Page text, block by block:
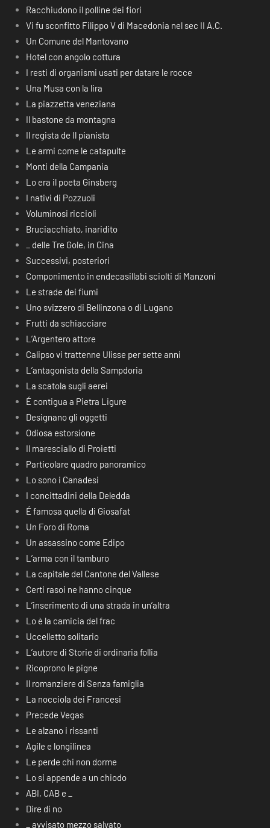
Racchiudono il polline dei fiori
Vi fu sconfitto Filippo V di Macedonia nel sec II A.C.
Un Comune del Mantovano
Hotel con angolo cottura
I resti di organismi usati per datare le rocce
Una Musa con la lira
La piazzetta veneziana
Il bastone da montagna
Il regista de Il pianista
Le armi come le catapulte
Monti della Campania
Lo era il poeta Ginsberg
I nativi di Pozzuoli
Voluminosi riccioli
Bruciacchiato, inaridito
_ delle Tre Gole, in Cina
Successivi, posteriori
Componimento in endecasillabi sciolti di Manzoni
Le strade dei fiumi
Uno svizzero di Bellinzona o di Lugano
Frutti da schiacciare
L’Argentero attore
Calipso vi trattenne Ulisse per sette anni
L’antagonista della Sampdoria
La scatola sugli aerei
É contigua a Pietra Ligure
Designano gli oggetti
Odiosa estorsione
Il maresciallo di Proietti
Particolare quadro panoramico
Lo sono i Canadesi
I concittadini della Deledda
É famosa quella di Giosafat
Un Foro di Roma
Un assassino come Edipo
L’arma con il tamburo
La capitale del Cantone del Vallese
Certi rasoi ne hanno cinque
L’inserimento di una strada in un’altra
Lo è la camicia del frac
Uccelletto solitario
L’autore di Storie di ordinaria follia
Ricoprono le pigne
Il romanziere di Senza famiglia
La nocciola dei Francesi
Precede Vegas
Le alzano i rissanti
Agile e longilinea
Le perde chi non dorme
Lo si appende a un chiodo
ABI, CAB e _
Dire di no
_ avvisato mezzo salvato